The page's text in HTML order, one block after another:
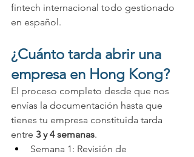
fintech internacional todo gestionado
en español.
¿Cuánto tarda abrir una
empresa en Hong Kong?
El proceso completo desde que nos
envías la documentación hasta que
tienes tu empresa constituida tarda
entre 3 y 4 semanas.
Semana 1: Revisión de